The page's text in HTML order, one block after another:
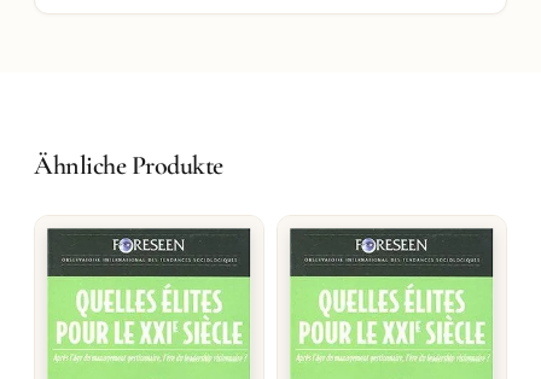
Ähnliche Produkte